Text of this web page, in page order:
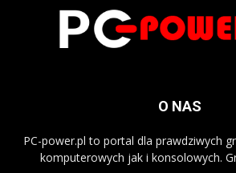
O NAS
PC-power.pl to portal dla prawdziwych
komputerowych jak i konsolowych.